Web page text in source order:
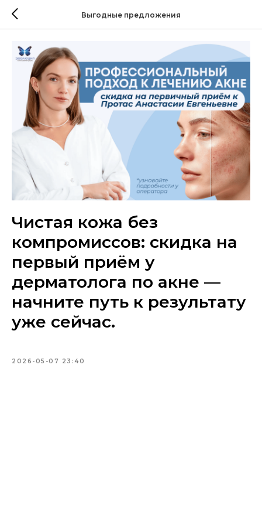
Выгодные предложения
Чистая кожа без
компромиссов: скидка на
первый приём у
дерматолога по акне —
начните путь к результату
уже сейчас.
2026-05-07 23:40